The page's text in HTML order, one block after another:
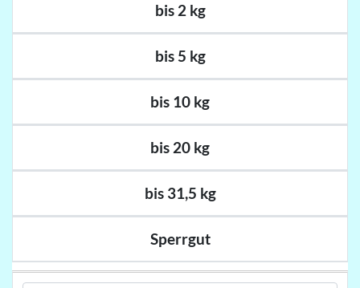
bis 2 kg
bis 5 kg
bis 10 kg
bis 20 kg
bis 31,5 kg
Sperrgut